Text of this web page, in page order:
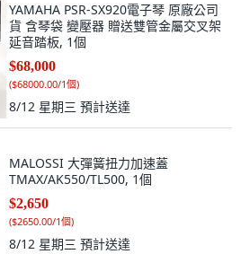
YAMAHA PSR-SX920電子琴 原廠公司
貨 含琴袋 變壓器 贈送雙管金屬交叉架
延音踏板, 1個
$68,000
($68000.00/1個)
8/12 星期三 預計送達
MALOSSI 大彈簧扭力加速蓋
TMAX/AK550/TL500, 1個
$2,650
($2650.00/1個)
8/12 星期三 預計送達